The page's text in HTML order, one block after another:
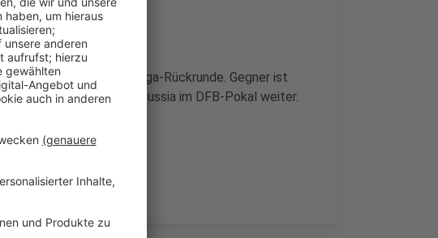
Auftakt in die Bundesliga-Rückrunde. Gegner ist
geht es dann für die Borussia im DFB-Pokal weiter.